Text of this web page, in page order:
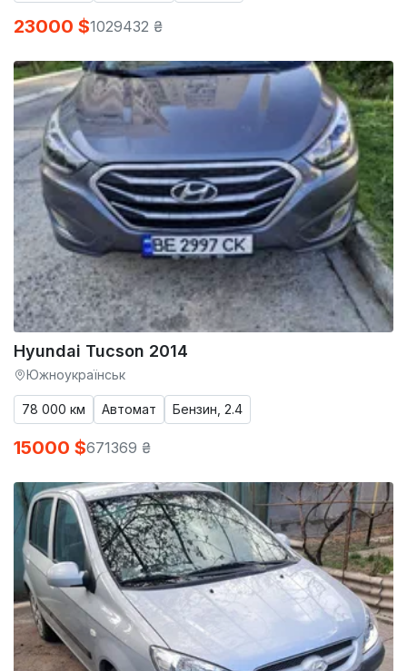
23000 $1029432 ₴
Hyundai Tucson 2014
Южноукраїнськ
78 000 км Автомат Бензин, 2.4
15000 $671369 ₴